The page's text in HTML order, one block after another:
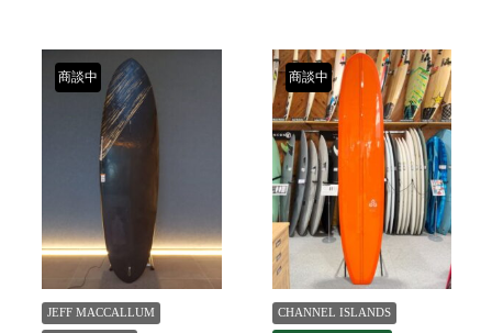
商談中
JEFF MACCALLUM
商談中
CHANNEL ISLANDS